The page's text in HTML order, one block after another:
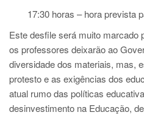
17:30 horas – hora prevista
Este desfile será muito marcado
os professores deixarão ao
diversidade dos materiais, mas,
protesto e as exigências dos
atual rumo das políticas
desinvestimento na Educação,